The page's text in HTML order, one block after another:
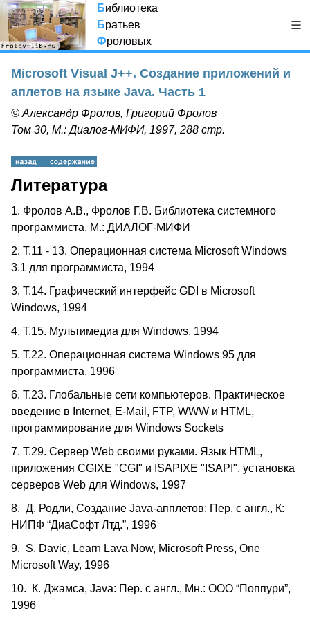
Библиотека
Братьев
Фроловых
Microsoft Visual J++. Создание приложений и
аплетов на языке Java. Часть 1
© Александр Фролов, Григорий Фролов
Том 30, М.: Диалог-МИФИ, 1997, 288 стр.
Литература
1. Фролов А.В., Фролов Г.В. Библиотека системного
программиста. М.: ДИАЛОГ-МИФИ
2. Т.11 - 13. Операционная система Microsoft Windows
3.1 для программиста, 1994
3. Т.14. Графический интерфейс GDI в Microsoft
Windows, 1994
4. Т.15. Мультимедиа для Windows, 1994
5. Т.22. Операционная система Windows 95 для
программиста, 1996
6. Т.23. Глобальные сети компьютеров. Практическое
введение в Internet, E-Mail, FTP, WWW и HTML,
программирование для Windows Sockets
7. Т.29. Сервер Web своими руками. Язык HTML,
приложения CGIXE "CGI" и ISAPIXE "ISAPI", установка
серверов Web для Windows, 1997
8. Д. Родли, Создание Java-апплетов: Пер. с англ., К:
НИПФ “ДиаСофт Лтд.”, 1996
9. S. Davic, Learn Lava Now, Microsoft Press, One
Microsoft Way, 1996
10. К. Джамса, Java: Пер. с англ., Мн.: ООО “Поппури”,
1996